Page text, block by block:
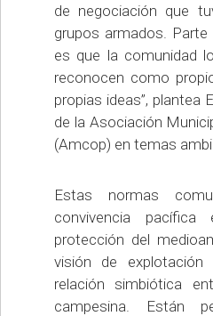
de negociación que
grupos armados.
es que la comunidad
reconocen como
propias ideas”, plantea
de la Asociación
(Amcop) en temas
Estas normas
convivencia
protección del
visión de
relación simbiótica
campesina. Están